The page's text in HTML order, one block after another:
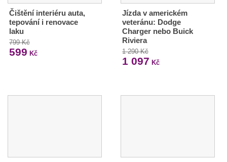
Čištění interiéru auta,
tepování i renovace
laku
799 Kč
599 Kč
Jízda v americkém
veteránu: Dodge
Charger nebo Buick
Riviera
1 290 Kč
1 097 Kč